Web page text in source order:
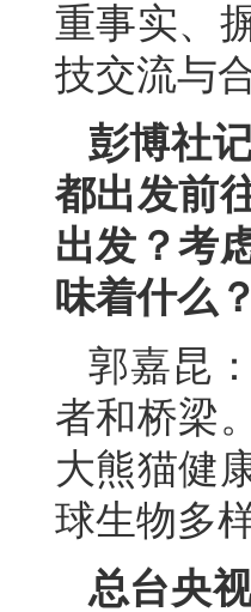
重事实、
技交流与
彭博社
都出发前
出发？考
味着什么？
郭嘉昆
者和桥梁
大熊猫健
球生物多
总台央